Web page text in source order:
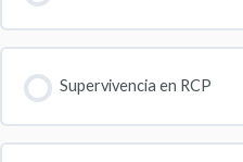
Supervivencia en RCP